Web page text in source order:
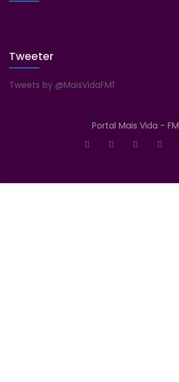
Tweeter
Tweets by @MaisVidaFM1
Portal Mais Vida - FM